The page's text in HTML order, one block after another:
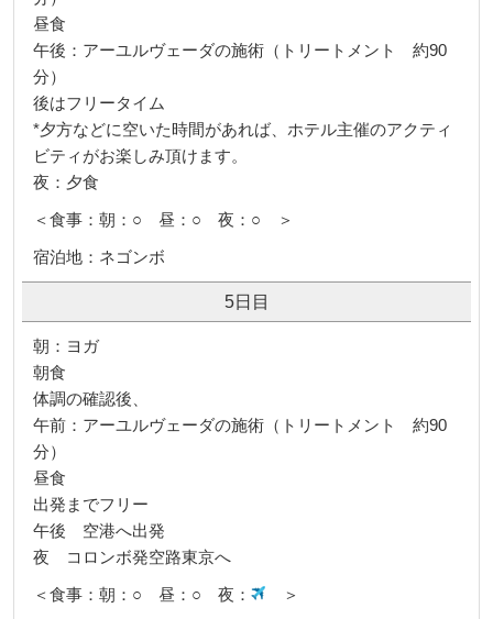
昼食
午後：アーユルヴェーダの施術（トリートメント 約90
分）
後はフリータイム
*夕方などに空いた時間があれば、ホテル主催のアクティ
ビティがお楽しみ頂けます。
夜：夕食
＜食事：朝：○ 昼：○ 夜：○ ＞
宿泊地：ネゴンボ
5日目
朝：ヨガ
朝食
体調の確認後、
午前：アーユルヴェーダの施術（トリートメント 約90
分）
昼食
出発までフリー
午後 空港へ出発
夜 コロンボ発空路東京へ
＜食事：朝：○ 昼：○ 夜：
＞